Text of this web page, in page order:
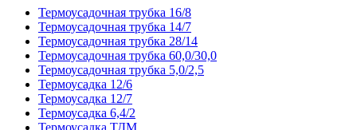
Термоусадочная трубка 16/8
Термоусадочная трубка 14/7
Термоусадочная трубка 28/14
Термоусадочная трубка 60,0/30,0
Термоусадочная трубка 5,0/2,5
Термоусадка 12/6
Термоусадка 12/7
Термоусадка 6,4/2
Термоусадка ТДМ